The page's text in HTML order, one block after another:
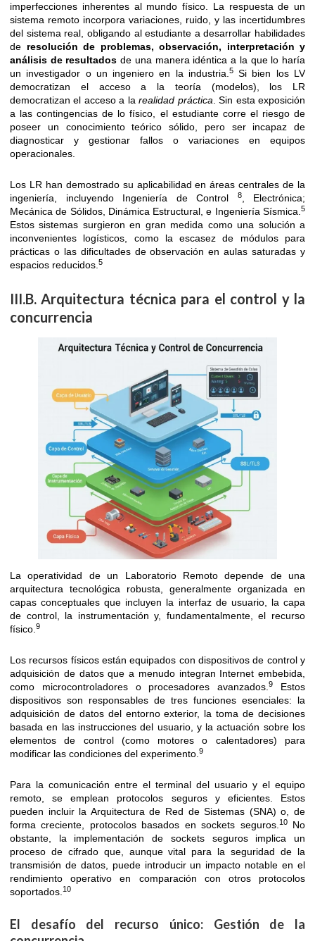
imperfecciones inherentes al mundo físico. La respuesta de un
sistema remoto incorpora variaciones, ruido, y las incertidumbres
del sistema real, obligando al estudiante a desarrollar habilidades
de resolución de problemas, observación, interpretación y
análisis de resultados de una manera idéntica a la que lo haría
un investigador o un ingeniero en la industria.5Si bien los LV
democratizan el acceso a la teoría (modelos), los LR
democratizan el acceso a larealidad práctica. Sin esta exposición
a las contingencias de lo físico, el estudiante corre el riesgo de
poseer un conocimiento teórico sólido, pero ser incapaz de
diagnosticar y gestionar fallos o variaciones en equipos
operacionales.
Los LR han demostrado su aplicabilidad en áreas centrales de la
ingeniería, incluyendo Ingeniería de Control
8, Electrónica;
Mecánica de Sólidos, Dinámica Estructural, e Ingeniería Sísmica.5
Estos sistemas surgieron en gran medida como una solución a
inconvenientes logísticos, como la escasez de módulos para
prácticas o las dificultades de observación en aulas saturadas y
espacios reducidos.5
III.B. Arquitectura técnica para el control y la
concurrencia
La operatividad de un Laboratorio Remoto depende de una
arquitectura tecnológica robusta, generalmente organizada en
capas conceptuales que incluyen la interfaz de usuario, la capa
de control, la instrumentación y, fundamentalmente, el recurso
físico.9
Los recursos físicos están equipados con dispositivos de control y
adquisición de datos que a menudo integran Internet embebida,
como microcontroladores o procesadores avanzados.9
Estos
dispositivos son responsables de tres funciones esenciales: la
adquisición de datos del entorno exterior, la toma de decisiones
basada en las instrucciones del usuario, y la actuación sobre los
elementos de control (como motores o calentadores) para
modificar las condiciones del experimento.9
Para la comunicación entre el terminal del usuario y el equipo
remoto, se emplean protocolos seguros y eficientes. Estos
pueden incluir la Arquitectura de Red de Sistemas (SNA) o, de
forma creciente, protocolos basados en sockets seguros.10No
obstante, la implementación de sockets seguros implica un
proceso de cifrado que, aunque vital para la seguridad de la
transmisión de datos, puede introducir un impacto notable en el
rendimiento operativo en comparación con otros protocolos
soportados.10
El desafío del recurso único: Gestión de la